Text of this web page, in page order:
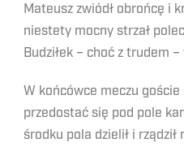
Mateusz zwiódł obrońcę i
niestety mocny strzał
Budziłek – choć z trudem
W końcówce meczu
przedostać się pod pole
środku pola dzielił i